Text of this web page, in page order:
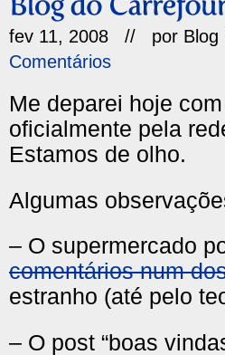
fev 11, 2008 // por Blog
Comentários
Me deparei hoje com
oficialmente pela
Estamos de olho.
Algumas
– O supermercado
comentários num
estranho (até pelo
– O post “boas